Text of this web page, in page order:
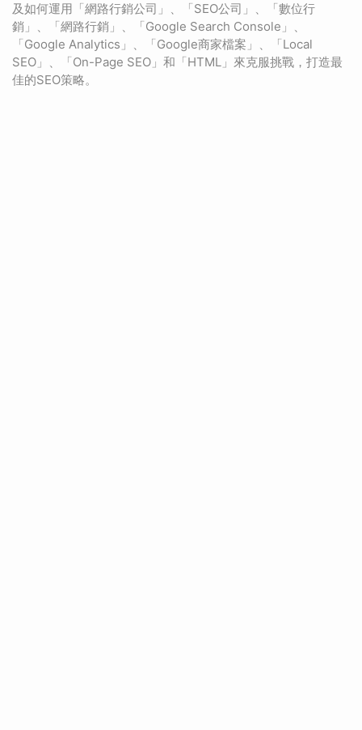
及如何運用「網路行銷公司」、「SEO公司」、「數位行
銷」、「網路行銷」、「Google Search Console」、
「Google Analytics」、「Google商家檔案」、「Local
SEO」、「On-Page SEO」和「HTML」來克服挑戰，打造最
佳的SEO策略。